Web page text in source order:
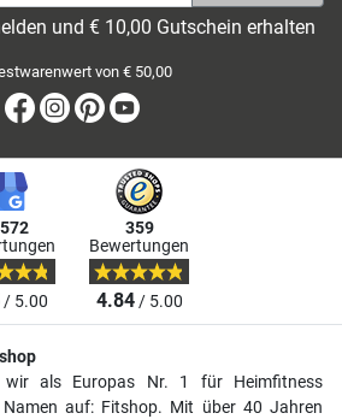
und € 10,00 Gutschein erhalten
von € 50,00
Facebook
Instagram
Pinterest
/ 5.00
359
Bewertungen
4.84/ 5.00
als Europas Nr. 1 für Heimfitness
auf: Fitshop. Mit über 40 Jahren